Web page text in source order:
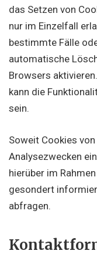
das Setzen von
nur im Einzelfall
bestimmte Fälle
automatische
Browsers
kann die
sein.
Soweit Cookies
Analysezwecken
hierüber im
gesondert
abfragen.